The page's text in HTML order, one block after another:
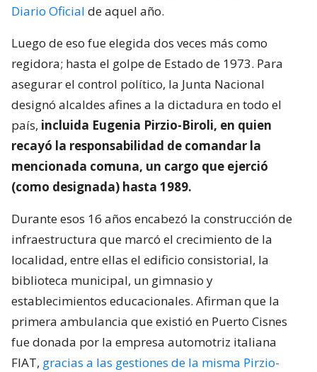
Diario Oficial de aquel año.
Luego de eso fue elegida dos veces más como
regidora; hasta el golpe de Estado de 1973. Para
asegurar el control político, la Junta Nacional
designó alcaldes afines a la dictadura en todo el
país, incluida Eugenia Pirzio-Biroli, en quien
recayó la responsabilidad de comandar la
mencionada comuna, un cargo que ejerció
(como designada) hasta 1989.
Durante esos 16 años encabezó la construcción de
infraestructura que marcó el crecimiento de la
localidad, entre ellas el edificio consistorial, la
biblioteca municipal, un gimnasio y
establecimientos educacionales. Afirman que la
primera ambulancia que existió en Puerto Cisnes
fue donada por la empresa automotriz italiana
FIAT, gracias a las gestiones de la misma Pirzio-